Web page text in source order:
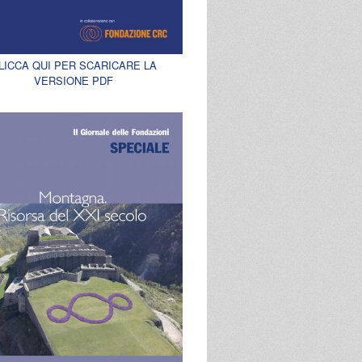
QUI PER SCARICARE LA
VERSIONE PDF